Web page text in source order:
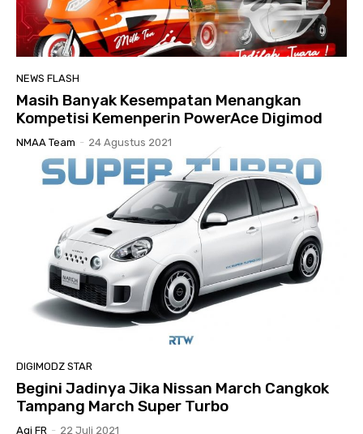
NEWS FLASH
Masih Banyak Kesempatan Menangkan
Kompetisi Kemenperin PowerAce Digimod
NMAA Team - 24 Agustus 2021
DIGIMODZ STAR
Begini Jadinya Jika Nissan March Cangkok
Tampang March Super Turbo
Agi FR - 22 Juli 2021